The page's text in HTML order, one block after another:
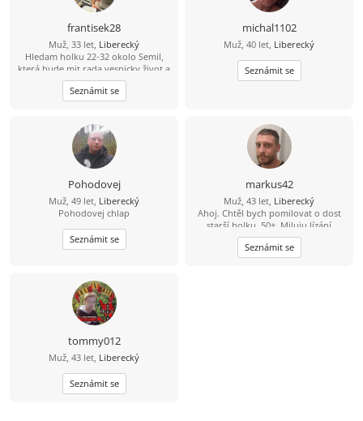
frantisek28
Muž, 33 let, Liberecký
Hledam holku 22-32 okolo Semil,
která bude mit rada vesnicky život a
zaroven mezinarodni (jazyky, atd)
upřijmná, loajalni a bezdětna ktery
bude chtit časem založit rodinu.
moře a pomerne vsechno co život
nabizí.
Seznámit se
michal1102
Muž, 40 let, Liberecký
Seznámit se
Pohodovej
Muž, 49 let, Liberecký
Pohodovej chlap
Seznámit se
markus42
Muž, 43 let, Liberecký
Ahoj. Chtěl bych pomilovat o dost
starší holku, 50+. Miluju lízání
kundičky. Pokud mas zájem piš.
Seznámit se
tommy012
Muž, 43 let, Liberecký
Seznámit se